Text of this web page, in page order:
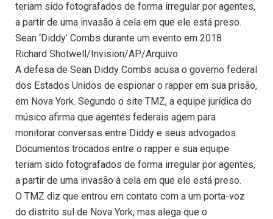
teriam sido fotografados de forma irregular por agentes,
a partir de uma invasão à cela em que ele está preso.
Sean ‘Diddy’ Combs durante um evento em 2018
Richard Shotwell/Invision/AP/Arquivo
A defesa de Sean Diddy Combs acusa o governo federal
dos Estados Unidos de espionar o rapper em sua prisão,
em Nova York. Segundo o site TMZ, a equipe jurídica do
músico afirma que agentes federais agem para
monitorar conversas entre Diddy e seus advogados.
Documentos trocados entre o rapper e sua equipe
teriam sido fotografados de forma irregular por agentes,
a partir de uma invasão à cela em que ele está preso.
O TMZ diz que entrou em contato com a um porta-voz
do distrito sul de Nova York, mas alega que o